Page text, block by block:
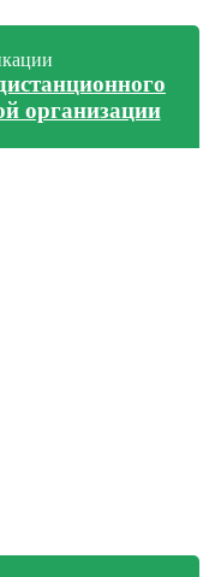
организации